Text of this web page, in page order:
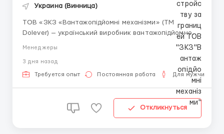
Украина (Винница)
ТОВ «ЗКЗ «Вантажопідйомні механізми» (ТМ
Dolever) — український виробник вантажопідйомного
та перевантажувального обладнання та компанія з
гнуття, токарні роботи, зварювання). Посилання на
сторінку компанії для ознайомлення ...
Менеджеры
3 дня назад
Требуется опыт Постоянная работа Для мужчин
Откликнуться